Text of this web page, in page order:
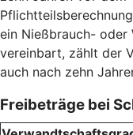
ein Nießbrauch- oder
vereinbart, zählt der
auch nach zehn
Freibeträge bei